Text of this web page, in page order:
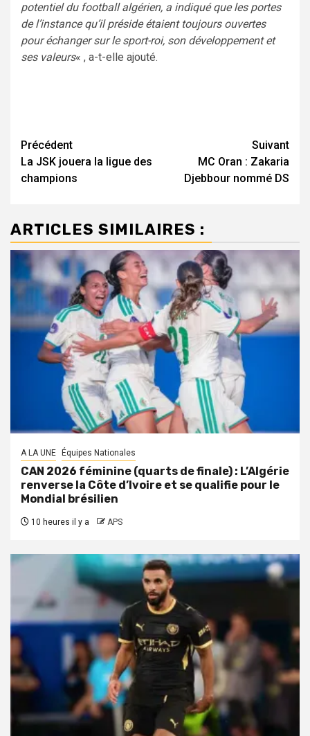
potentiel du football algérien, a indiqué que les portes
de l’instance qu’il préside étaient toujours ouvertes
pour échanger sur le sport-roi, son développement et
ses valeurs« , a-t-elle ajouté.
Navigation
d’article
Précédent
La JSK jouera la ligue des
champions
Suivant
MC Oran : Zakaria
Djebbour nommé DS
ARTICLES SIMILAIRES :
A LA UNE Équipes Nationales
CAN 2026 féminine (quarts de finale) : L’Algérie
renverse la Côte d’Ivoire et se qualifie pour le
Mondial brésilien
10 heures il y a APS